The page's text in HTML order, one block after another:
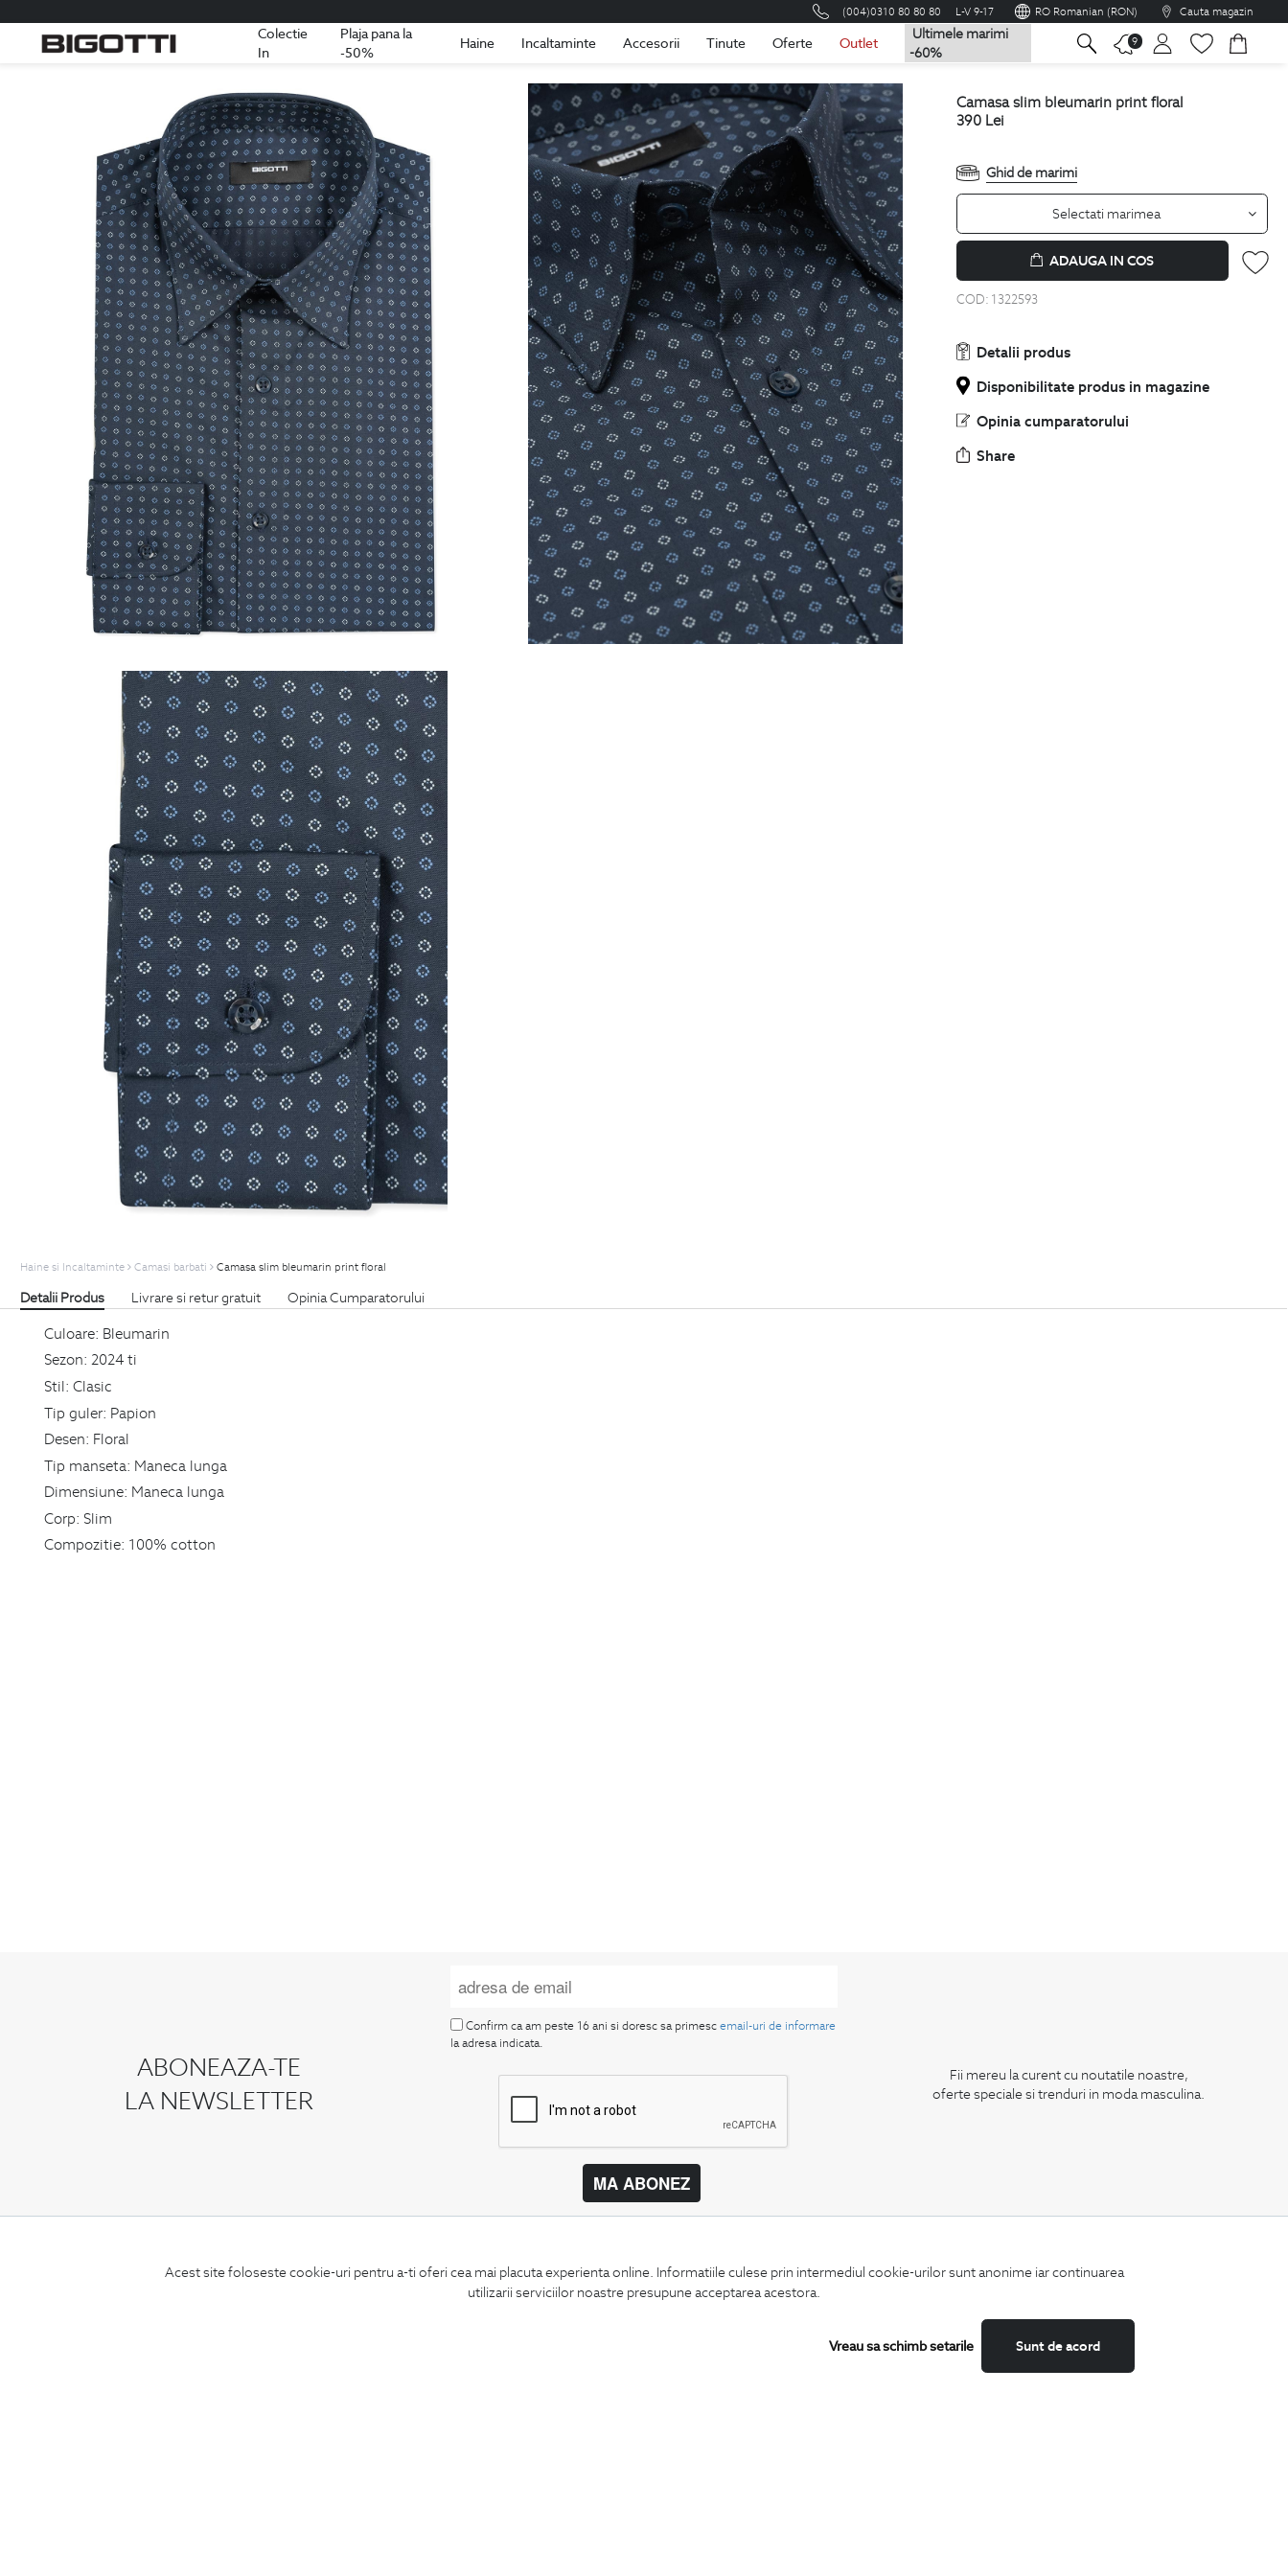
Acest site foloseste cookie-uri pentru a-ti oferi cea mai placuta experienta online. Informatiile culese prin intermediul cookie-urilor sunt anonime iar continuarea
utilizarii serviciilor noastre presupune acceptarea acestora.
Sunt de acord
Vreau sa schimb setarile
(004)0310 80 80 80 L-V 9-17 RO Romanian (RON) Cauta magazin
Colectie
In
Plaja pana la
-50%
Haine Incaltaminte Accesorii Tinute Oferte Outlet
Ultimele marimi
-60%
9
Romania Romana
camasa slim bleumarin print floral
390 Lei
Ghid de marimi
Selectati marimea
ADAUGA IN COS
COD: 1322593
Detalii produs
Disponibilitate produs in magazine
Opinia cumparatorului
Share
Haine si Incaltaminte Camasi barbati Camasa slim bleumarin print floral
Detalii Produs Livrare si retur gratuit Opinia Cumparatorului
Culoare: Bleumarin
Sezon: 2024 ti
Stil: Clasic
Tip guler: Papion
Desen: Floral
Tip manseta: Maneca lunga
Dimensiune: Maneca lunga
Corp: Slim
Compozitie: 100% cotton
ABONEAZA-TE
LA NEWSLETTER
Confirm ca am peste 16 ani si doresc sa primescemail-uri de informare
la adresa indicata.
MA ABONEZ
Fii mereu la curent cu noutatile noastre,
oferte speciale si trenduri in moda masculina.
Termeni si conditii
Contact
Magazine
Facebook
LinkedIn
Camasi
Incaltaminte
Pantaloni